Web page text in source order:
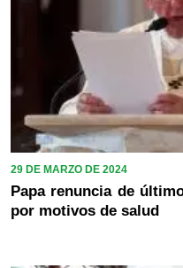
29 DE MARZO DE 2024
Papa renuncia de
por motivos de salud